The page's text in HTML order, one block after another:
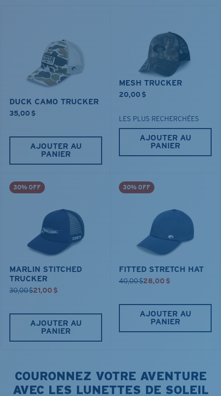
DUCK CAMO TRUCKER
35,00 $
AJOUTER AU
PANIER
MESH TRUCKER
20,00 $
LES PLUS RECHERCHÉES
AJOUTER AU
PANIER
30% OFF
MARLIN STITCHED
TRUCKER
30,00 $21,00 $
AJOUTER AU
PANIER
30% OFF
FITTED STRETCH HAT
40,00 $28,00 $
AJOUTER AU
PANIER
COURONNEZ VOTRE AVENTURE
AVEC LES LUNETTES DE SOLEIL